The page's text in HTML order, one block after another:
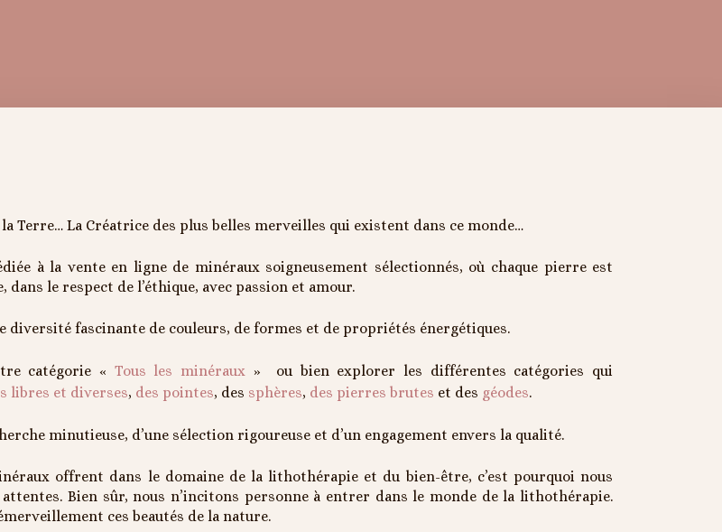
Terre… La Créatrice des plus belles merveilles qui existent dans ce monde…
à la vente en ligne de minéraux soigneusement sélectionnés, où chaque pierre est
le respect de l’éthique, avec passion et amour.
fascinante de couleurs, de formes et de propriétés énergétiques.
catégorie « Tous les minéraux » ou bien explorer les différentes catégories qui
libres et diverses, des pointes, des sphères, des pierres brutes et des géodes.
minutieuse, d’une sélection rigoureuse et d’un engagement envers la qualité.
offrent dans le domaine de la lithothérapie et du bien-être, c’est pourquoi nous
Bien sûr, nous n’incitons personne à entrer dans le monde de la lithothérapie.
ces beautés de la nature.